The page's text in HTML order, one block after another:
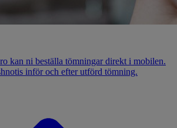
kan ni beställa tömningar direkt i mobilen.
inför och efter utförd tömning.